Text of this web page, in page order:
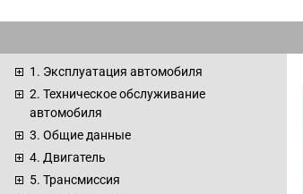
1. Эксплуатация автомобиля
2. Техническое обслуживание
автомобиля
3. Общие данные
4. Двигатель
5. Трансмиссия